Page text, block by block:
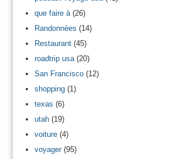
que faire à(26)
Randonnées (14)
Restaurant(45)
roadtrip usa(20)
San Francisco(12)
shopping(1)
texas (6)
utah(19)
voiture(4)
voyager(95)